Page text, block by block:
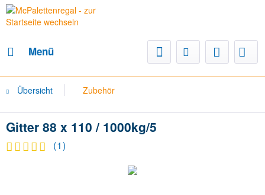
Menü
Übersicht Zubehör
Gitter 88 x 110 / 1000kg/5
(1)